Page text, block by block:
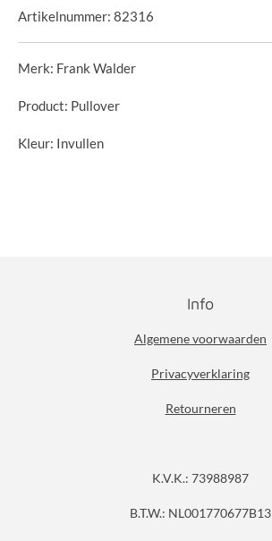
Artikelnummer: 82316
Merk: Frank Walder
Product: Pullover
Kleur: Invullen
Info
Algemene voorwaarden
Privacyverklaring
Retourneren
K.V.K.: 73988987
B.T.W.: NL001770677B13